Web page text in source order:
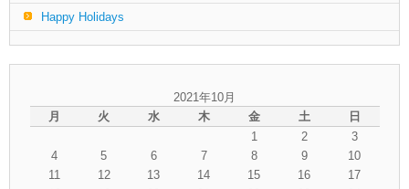
Happy Holidays
2021年10月
月
火 水 木 金 土
日
1
2
3
4
5 6 7 8 9
10
11
12 13 14 15 16
17